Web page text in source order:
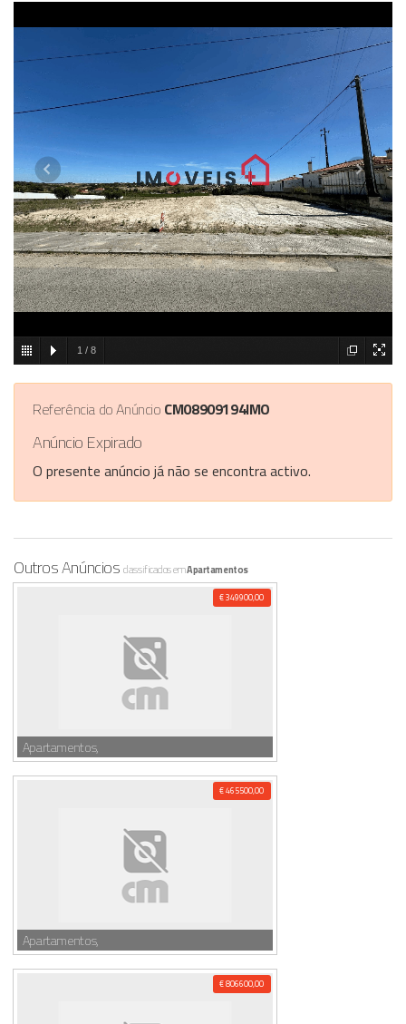
1 / 8
Referência do Anúncio CM08909194IMO
Anúncio Expirado
O presente anúncio já não se encontra activo.
Outros Anúncios classificados emApartamentos
€ 349900,00
Apartamentos,
€ 465500,00
Apartamentos,
€ 806600,00